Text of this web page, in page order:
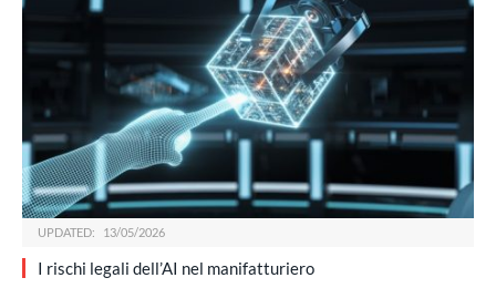
UPDATED: 13/05/2026
I rischi legali dell’AI nel manifatturiero